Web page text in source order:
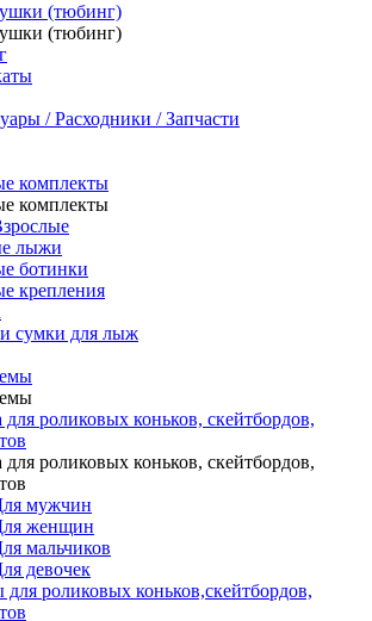
(тюбинг)
(тюбинг)
/ Расходники / Запчасти
комплекты
комплекты
лыжи
ботинки
крепления
сумки для лыж
для роликовых коньков, скейтбордов,
для роликовых коньков, скейтбордов,
мужчин
женщин
мальчиков
девочек
роликовых коньков,скейтбордов,